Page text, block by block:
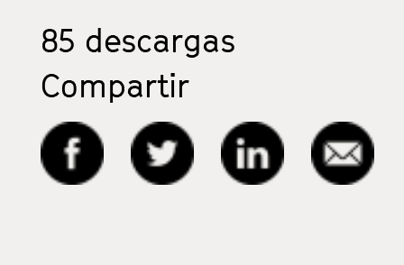
85 descargas
Compartir